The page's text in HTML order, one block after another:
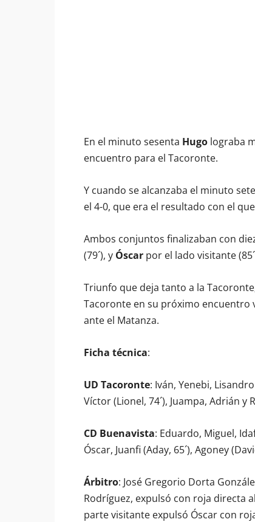
En el minuto sesenta Hugo lograba
encuentro para el Tacoronte.
Y cuando se alcanzaba el minuto
el 4-0, que era el resultado con el
Ambos conjuntos finalizaban con
(79´), y Óscar por el lado visitante
Triunfo que deja tanto a la
Tacoronte en su próximo encuentro
ante el Matanza.
Ficha técnica:
UD Tacoronte: Iván, Yenebi,
Víctor (Lionel, 74´), Juampa, Adrián y
CD Buenavista: Eduardo, Miguel,
Óscar, Juanfi (Aday, 65´), Agoney
Árbitro: José Gregorio Dorta
Rodríguez, expulsó con roja directa
parte visitante expulsó Óscar con